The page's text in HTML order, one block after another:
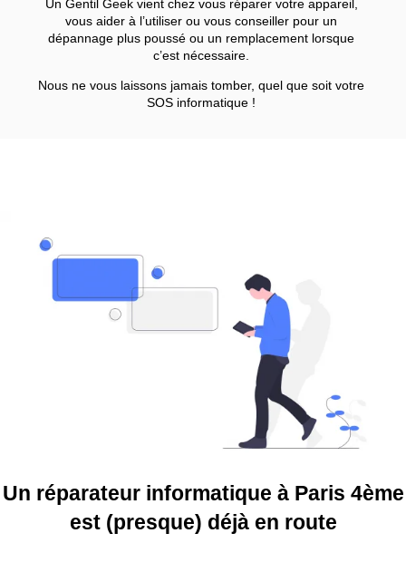
Un Gentil Geek vient chez vous réparer votre appareil,
vous aider à l’utiliser ou vous conseiller pour un
dépannage plus poussé ou un remplacement lorsque
c’est nécessaire.
Nous ne vous laissons jamais tomber, quel que soit votre
SOS informatique !
Un réparateur informatique à Paris 4ème
est (presque) déjà en route